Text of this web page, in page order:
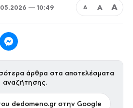
— 10:49 Α Α Α
άρθρα στα αποτελέσματα
αναζήτησης.
dedomeno.gr στην Google